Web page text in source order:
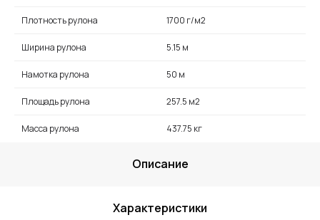
Плотность рулона 1700 г/м2
Ширина рулона 5.15 м
Намотка рулона 50 м
Площадь рулона 257.5 м2
Масса рулона 437.75 кг
Описание
Характеристики